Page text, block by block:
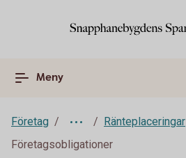
Meny
Företag
Ränteplaceringar
Företagsobligationer